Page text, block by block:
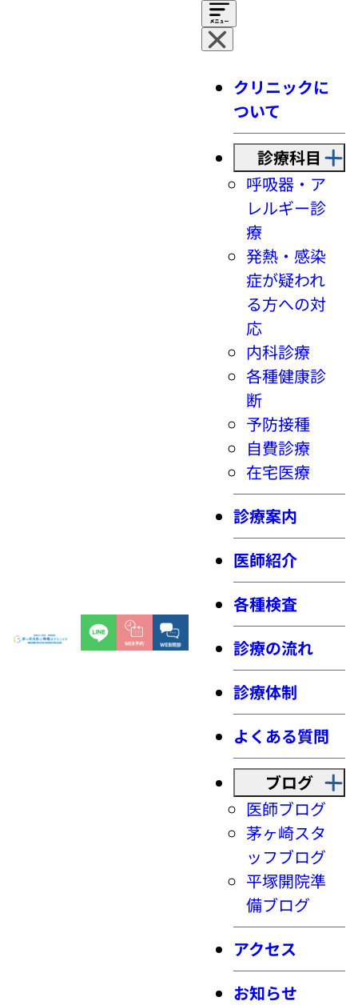
クリニックに
ついて
診療科目
呼吸器・ア
レルギー診
療
発熱・感染
症が疑われ
る方への対
応
内科診療
各種健康診
断
予防接種
自費診療
在宅医療
診療案内
医師紹介
各種検査
診療の流れ
診療体制
よくある質問
ブログ
医師ブログ
茅ヶ崎スタ
ッフブログ
平塚開院準
備ブログ
アクセス
お知らせ